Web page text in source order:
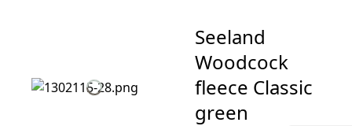
Seeland
Woodcock
fleece Classic
green